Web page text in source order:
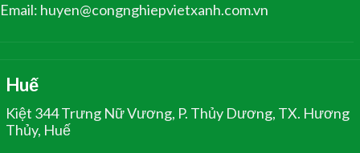
Email: huyen@congnghiepvietxanh.com.vn
Huế
Kiệt 344 Trưng Nữ Vương, P. Thủy Dương, TX. Hương
Thủy, Huế